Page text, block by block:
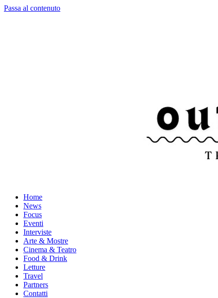
Passa al contenuto
Home
News
Focus
Eventi
Interviste
Arte & Mostre
Cinema & Teatro
Food & Drink
Letture
Travel
Partners
Contatti